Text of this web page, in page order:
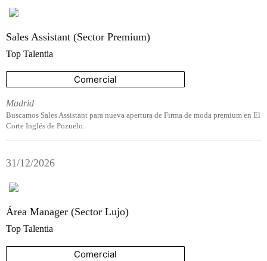
Sales Assistant (Sector Premium)
Top Talentia
Comercial
Madrid
Buscamos Sales Assistant para nueva apertura de Firma de moda premium en El
Corte Inglés de Pozuelo.
31/12/2026
Área Manager (Sector Lujo)
Top Talentia
Comercial